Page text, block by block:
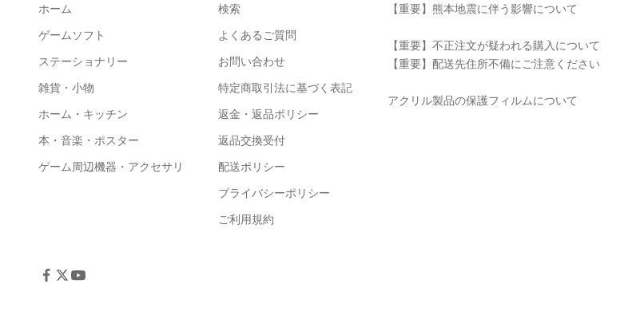
ホーム
ゲームソフト
ステーショナリー
雑貨・小物
ホーム・キッチン
本・音楽・ポスター
ゲーム周辺機器・アクセサリ
検索
よくあるご質問
お問い合わせ
特定商取引法に基づく表記
返金・返品ポリシー
返品交換受付
配送ポリシー
プライバシーポリシー
ご利用規約
【重要】熊本地震に伴う影響について
【重要】不正注文が疑われる購入について
【重要】配送先住所不備にご注意ください
アクリル製品の保護フィルムについて